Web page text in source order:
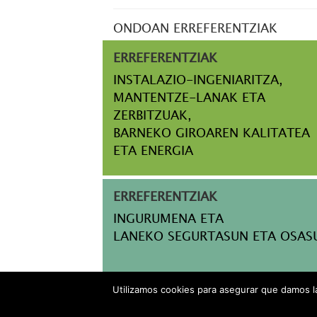
ONDOAN ERREFERENTZIAK
ERREFERENTZIAK
INSTALAZIO-INGENIARITZA,
MANTENTZE-LANAK ETA
ZERBITZUAK,
BARNEKO GIROAREN KALITATEA
ETA ENERGIA
ERREFERENTZIAK
INGURUMENA ETA
LANEKO SEGURTASUN ETA
Utilizamos cookies para asegurar que